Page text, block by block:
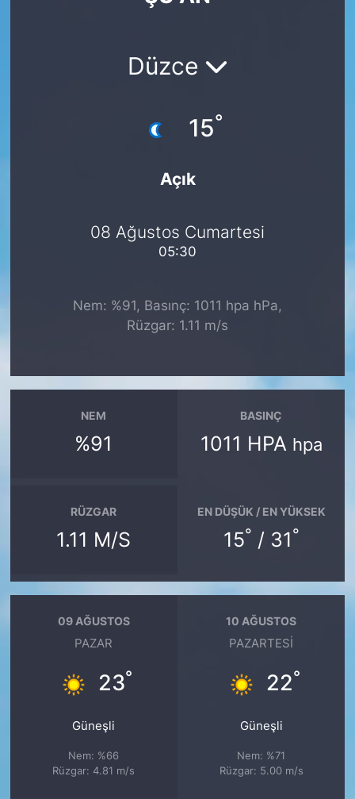
Düzce
15°
Açık
08 Ağustos Cumartesi
05:30
Nem: %91, Basınç: 1011 hpa hPa,
Rüzgar: 1.11 m/s
NEM
%91
BASINÇ
1011 HPA hpa
RÜZGAR
1.11 M/S
EN DÜŞÜK / EN YÜKSEK
15° / 31°
09 AĞUSTOS
PAZAR
23°
Güneşli
Nem: %66
Rüzgar: 4.81 m/s
10 AĞUSTOS
PAZARTESI
22°
Güneşli
Nem: %71
Rüzgar: 5.00 m/s